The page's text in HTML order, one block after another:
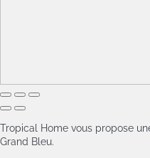
Tropical Home vous propose
Grand Bleu.